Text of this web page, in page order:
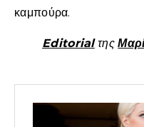
καμπούρα.
Editorialτης